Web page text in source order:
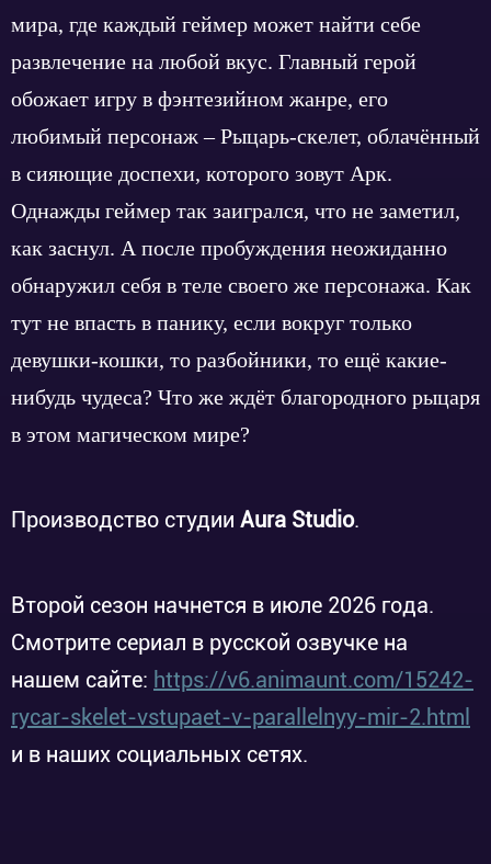
мира, где каждый геймер может найти себе
развлечение на любой вкус. Главный герой
обожает игру в фэнтезийном жанре, его
любимый персонаж – Рыцарь-скелет, облачённый
в сияющие доспехи, которого зовут Арк.
Однажды геймер так заигрался, что не заметил,
как заснул. А после пробуждения неожиданно
обнаружил себя в теле своего же персонажа. Как
тут не впасть в панику, если вокруг только
девушки-кошки, то разбойники, то ещё какие-
нибудь чудеса? Что же ждёт благородного рыцаря
в этом магическом мире?
Производство студии Aura Studio.
Второй сезон начнется в июле 2026 года.
Смотрите сериал в русской озвучке на
нашем сайте: https://v6.animaunt.com/15242-
rycar-skelet-vstupaet-v-parallelnyy-mir-2.html
и в наших социальных сетях.